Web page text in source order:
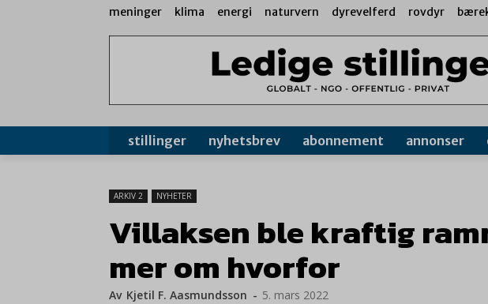
meninger klima energi naturvern dyrevelferd rovdyr
stillinger nyhetsbrev abonnement annonser
ARKIV 2 NYHETER
Villaksen ble kraftig
mer om hvorfor
Av Kjetil F. Aasmundsson - 5. mars 2022